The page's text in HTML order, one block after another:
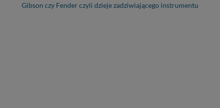
Gibson czy Fender czyli dzieje zadziwiającego instrumentu